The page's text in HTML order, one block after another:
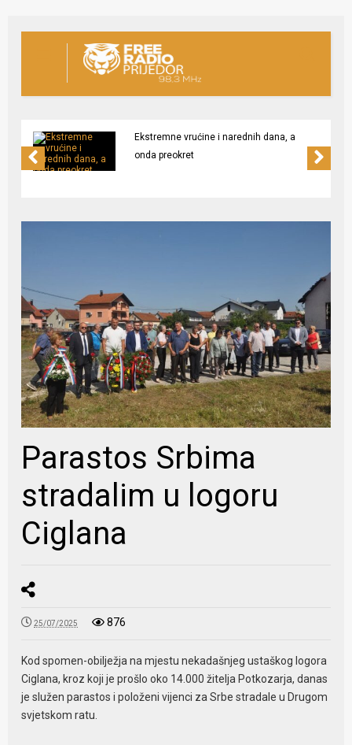
Ekstremne vrućine i narednih dana, a
onda preokret
Parastos Srbima
stradalim u logoru
Ciglana
25/07/2025 876
Kod spomen-obilježja na mjestu nekadašnjeg ustaškog logora
Ciglana, kroz koji je prošlo oko 14.000 žitelja Potkozarja, danas
je služen parastos i položeni vijenci za Srbe stradale u Drugom
svjetskom ratu.